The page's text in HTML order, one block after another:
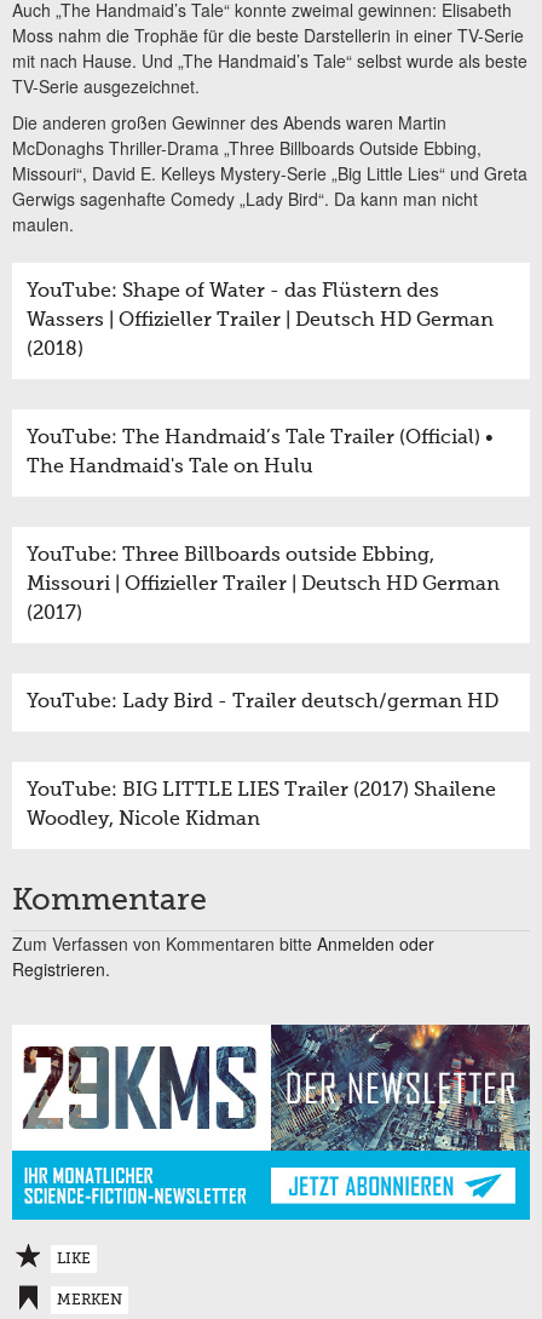
Auch „The Handmaid’s Tale“ konnte zweimal gewinnen: Elisabeth
Moss nahm die Trophäe für die beste Darstellerin in einer TV-Serie
mit nach Hause. Und „The Handmaid’s Tale“ selbst wurde als beste
TV-Serie ausgezeichnet.
Die anderen großen Gewinner des Abends waren Martin
McDonaghs Thriller-Drama „Three Billboards Outside Ebbing,
Missouri“, David E. Kelleys Mystery-Serie „Big Little Lies“ und Greta
Gerwigs sagenhafte Comedy „Lady Bird“. Da kann man nicht
maulen.
YouTube: Shape of Water - das Flüstern des
Wassers | Offizieller Trailer | Deutsch HD German
(2018)
YouTube: The Handmaid’s Tale Trailer (Official) •
The Handmaid's Tale on Hulu
YouTube: Three Billboards outside Ebbing,
Missouri | Offizieller Trailer | Deutsch HD German
(2017)
YouTube: Lady Bird - Trailer deutsch/german HD
YouTube: BIG LITTLE LIES Trailer (2017) Shailene
Woodley, Nicole Kidman
Kommentare
Zum Verfassen von Kommentaren bitte Anmelden oder
Registrieren.
LIKE
MERKEN